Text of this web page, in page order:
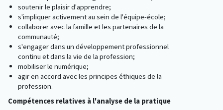
soutenir le plaisir d'apprendre;
s'impliquer activement au sein de l'équipe-école;
collaborer avec la famille et les partenaires de la
communauté;
s'engager dans un développement professionnel
continu et dans la vie de la profession;
mobiliser le numérique;
agir en accord avec les principes éthiques de la
profession.
Compétences relatives à l'analyse de la pratique